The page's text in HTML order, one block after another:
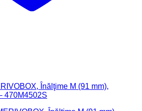
Înălţime M (91 mm),
470M4502S